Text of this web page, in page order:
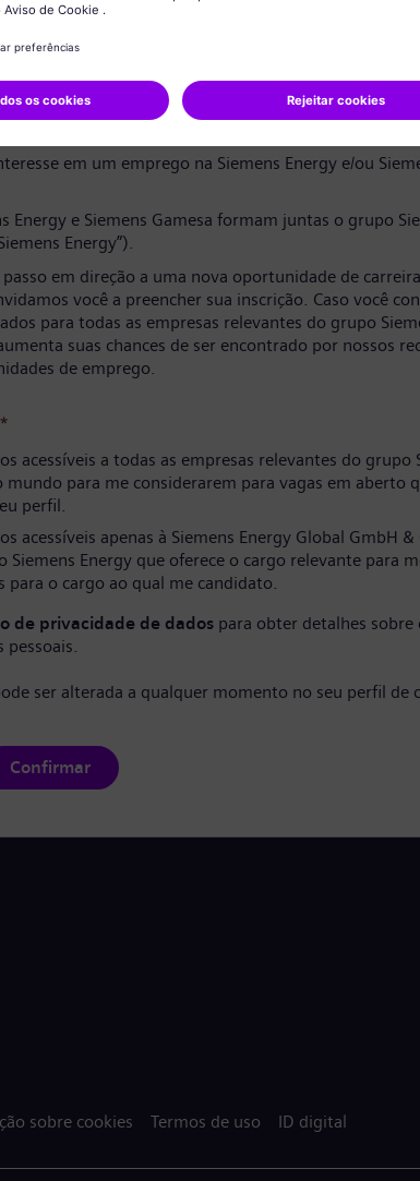
de dados
em um emprego na Siemens Energy e/ou
Energy e Siemens Gamesa formam juntas o grupo
Energy”).
em direção a uma nova oportunidade de
você a preencher sua inscrição. Caso você
para todas as empresas relevantes do grupo
suas chances de ser encontrado por nossos
de emprego.
*
acessíveis a todas as empresas relevantes do grupo
mundo para me considerarem para vagas em aberto
perfil.
acessíveis apenas à Siemens Energy Global GmbH &
Siemens Energy que oferece o cargo relevante para
para o cargo ao qual me candidato.
de privacidade de dados para obter detalhes sobre
pessoais.
ser alterada a qualquer momento no seu perfil de
Confirmar
sobre cookies Termos de uso ID digital